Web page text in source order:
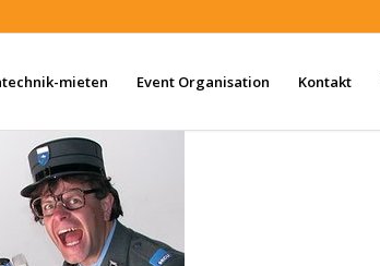
mieten Event Organisation Kontakt